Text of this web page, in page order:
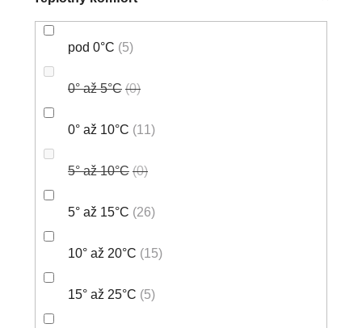
pod 0°C 5
0° až 5°C 0
0° až 10°C 11
5° až 10°C 0
5° až 15°C 26
10° až 20°C 15
15° až 25°C 5